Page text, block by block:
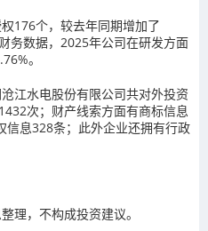
176个，较去年同期增加了
务数据，2025年公司在研发方面
。
江水电股份有限公司共对外投资
次；财产线索方面有商标信息
息328条；此外企业还拥有行政
理，不构成投资建议。